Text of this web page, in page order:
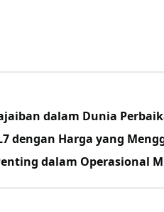
dalam Dunia
dengan Harga yang
dalam Operasional